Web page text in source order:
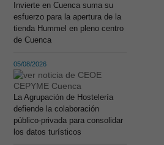
Invierte en Cuenca suma su
esfuerzo para la apertura de la
tienda Hummel en pleno centro
de Cuenca
05/08/2026
La Agrupación de Hostelería
defiende la colaboración
público-privada para consolidar
los datos turísticos